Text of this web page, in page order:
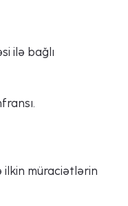
ilə bağlı
ilkin müraciətlərin